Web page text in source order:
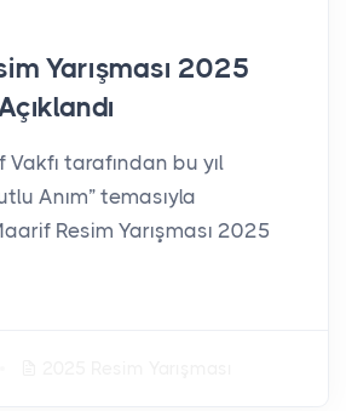
Yarışması 2025
tarafından bu yıl
Anım” temasıyla
Resim Yarışması 2025